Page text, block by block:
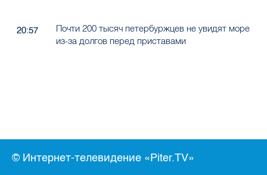
20:57
Почти 200 тысяч петербуржцев не увидят море
из-за долгов перед приставами
© Интернет-телевидение «Piter.TV»